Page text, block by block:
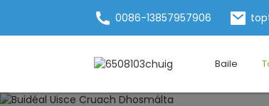
0086-13857957906
Baile